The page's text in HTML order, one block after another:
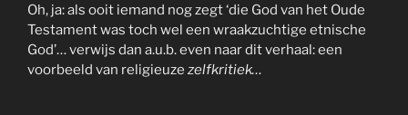
Oh, ja: als ooit iemand nog zegt ‘die God van het Oude
Testament was toch wel een wraakzuchtige etnische
God’… verwijs dan a.u.b. even naar dit verhaal: een
voorbeeld van religieuze zelfkritiek…